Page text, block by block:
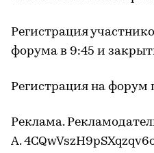
Регистрация
форума в 9:45 и
Регистрация на форум
Реклама.
А.